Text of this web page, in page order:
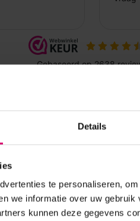
Details
te personaliseren,
we informatie over uw
kunnen deze gegevens